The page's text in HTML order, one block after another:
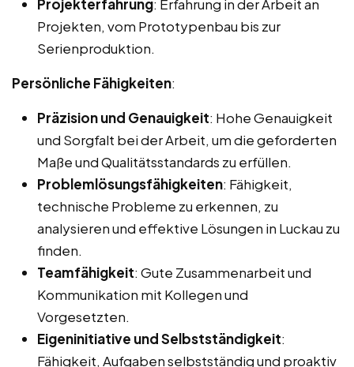
Projekterfahrung: Erfahrung in der Arbeit an
Projekten, vom Prototypenbau bis zur
Serienproduktion.
Persönliche Fähigkeiten:
Präzision und Genauigkeit: Hohe Genauigkeit
und Sorgfalt bei der Arbeit, um die geforderten
Maße und Qualitätsstandards zu erfüllen.
Problemlösungsfähigkeiten: Fähigkeit,
technische Probleme zu erkennen, zu
analysieren und effektive Lösungen in Luckau zu
finden.
Teamfähigkeit: Gute Zusammenarbeit und
Kommunikation mit Kollegen und
Vorgesetzten.
Eigeninitiative und Selbstständigkeit:
Fähigkeit, Aufgaben selbstständig und proaktiv